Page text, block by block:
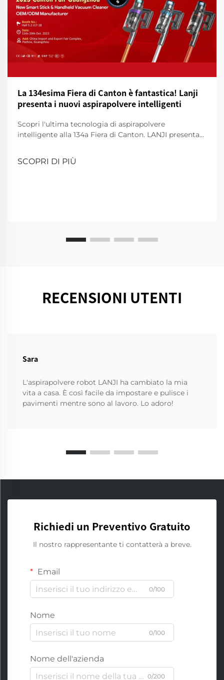
La 134esima Fiera di Canton è fantastica! Lanji
presenta i nuovi aspirapolvere intelligenti
Scopri l'ultima tecnologia di aspirapolvere
intelligente alla 134a Fiera di Canton. LANJI presenta
Vieni a farci una dimostrazione!
SCOPRI DI PIÙ
RECENSIONI UTENTI
Sara
L'aspirapolvere robot LANJI ha cambiato la mia
vita a casa. È così facile da impostare e pulisce i
pavimenti mentre sono al lavoro. Lo adoro!
Richiedi un Preventivo Gratuito
Il nostro rappresentante ti contatterà a breve.
Email
0/100
Nome
0/100
Nome dell'azienda
0/200